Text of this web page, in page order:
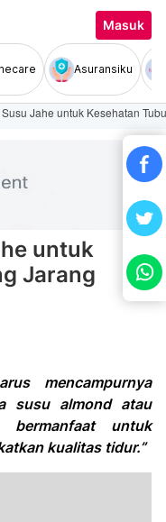
Masuk
Asuransiku
Jahe untuk Kesehatan
untuk
Jarang
mencampurnya
susu almond atau
untuk
kualitas tidur.”